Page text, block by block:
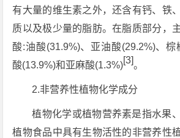
有大量的维生素之外，还含有钙、铁
质以及极少量的脂肪。在脂质部分，
酸:油酸(31.9%)、亚油酸(29.2%)、棕
酸(13.9%)和亚麻酸(1.3%)[3]。
2.非营养性植物化学成分
植物化学或植物营养素是指水果
植物食品中具有生物活性的非营养性